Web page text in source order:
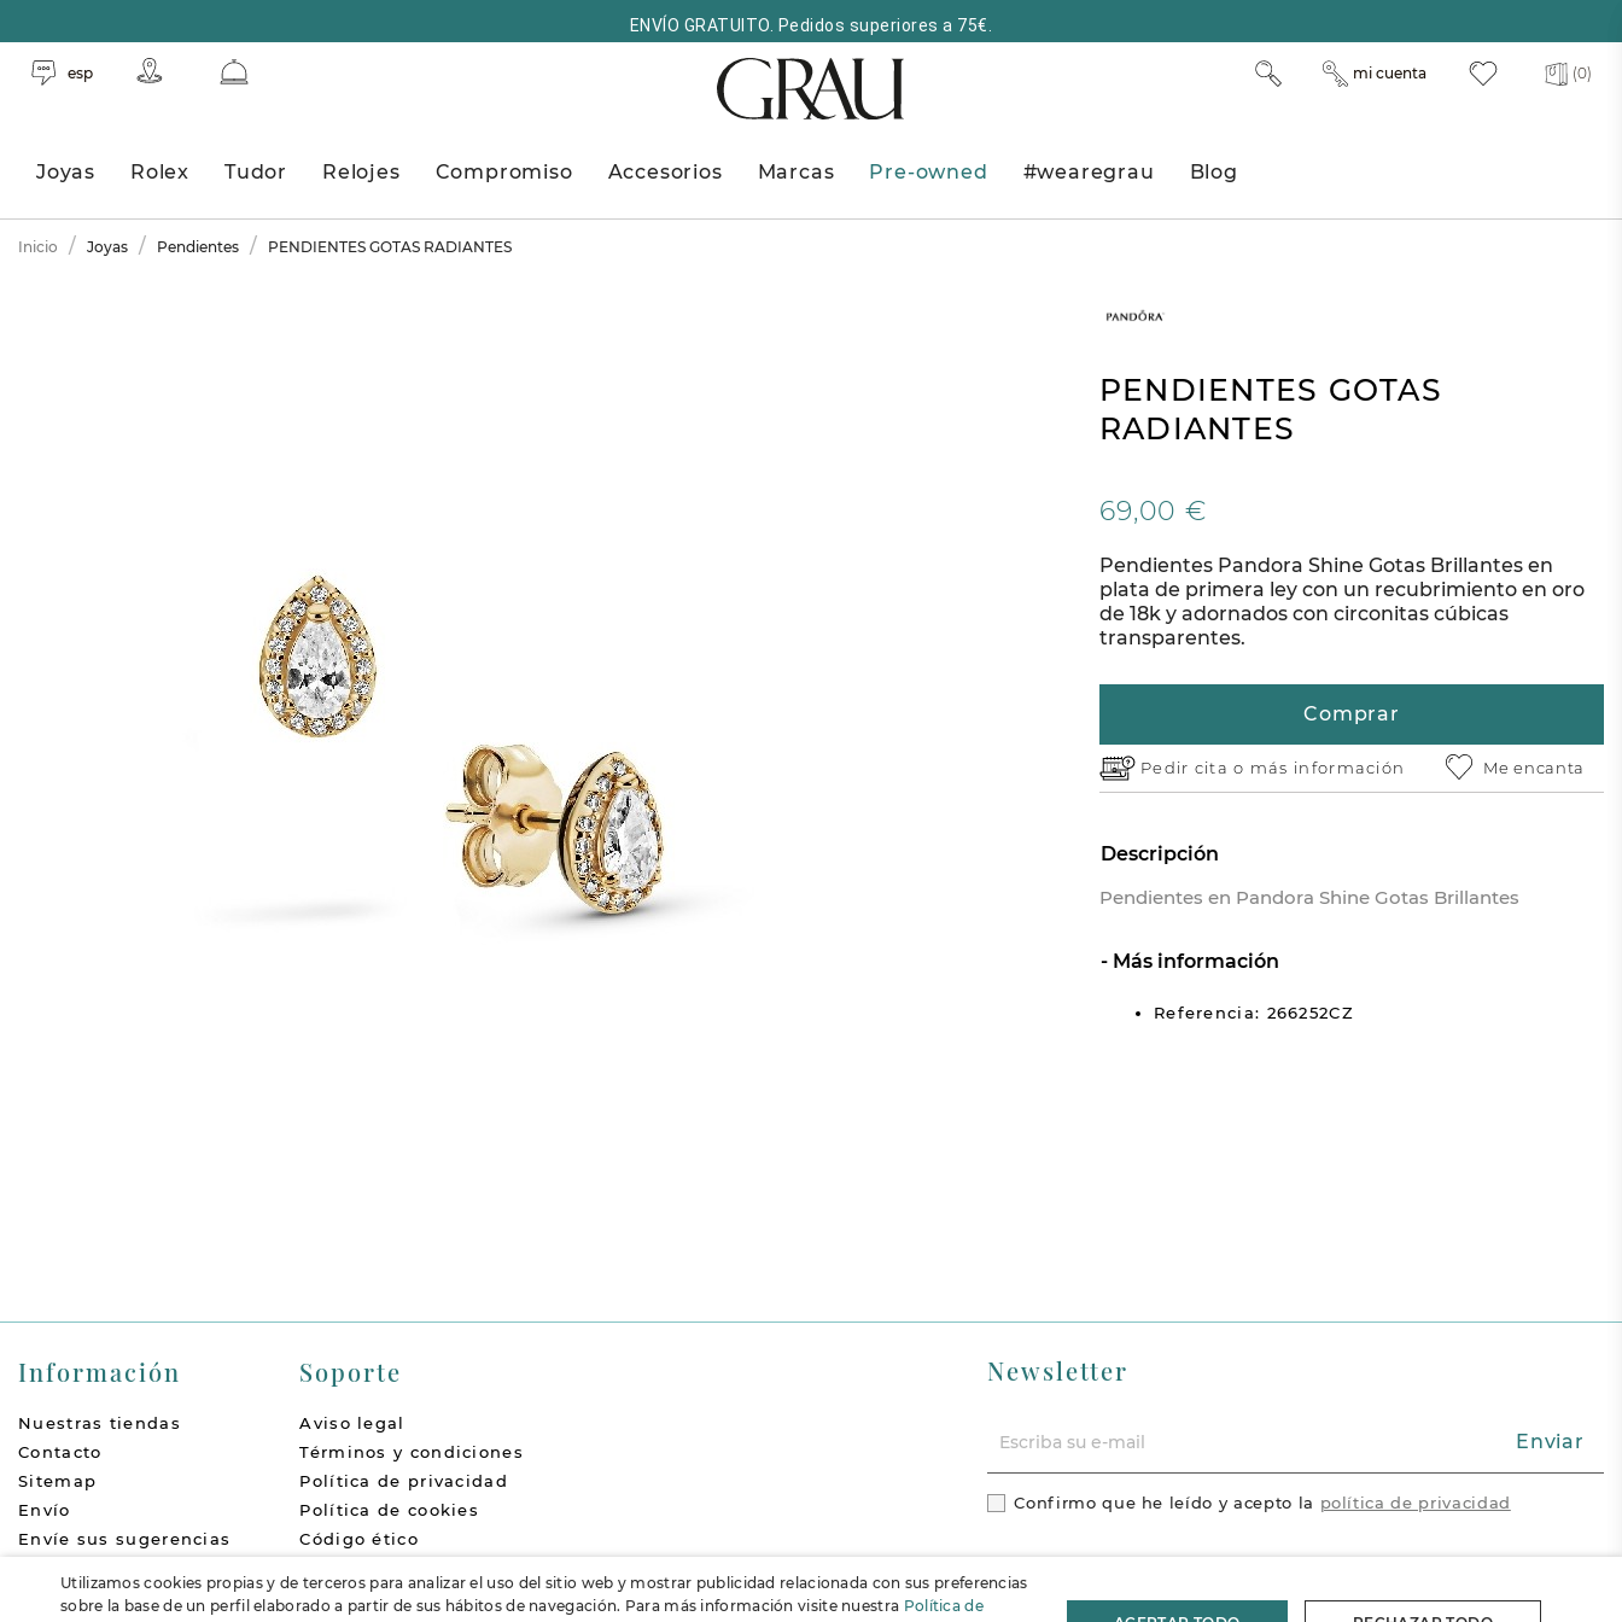
ENVÍO GRATUITO. Pedidos superiores a 75€.
esp (0)
mi cuenta
Joyas Rolex Tudor Relojes Compromiso Accesorios Marcas Pre-owned #wearegrau Blog
Inicio Joyas Pendientes PENDIENTES GOTAS RADIANTES
PENDIENTES GOTAS
RADIANTES
69,00 €
Pendientes Pandora Shine Gotas Brillantes en
plata de primera ley con un recubrimiento en oro
de 18k y adornados con circonitas cúbicas
transparentes.
Comprar
Pedir cita o más información Me encanta
Descripción
Pendientes en Pandora Shine Gotas Brillantes
Más información
Referencia: 266252CZ
Información
Nuestras tiendas
Contacto
Sitemap
Envío
Envíe sus sugerencias
Accesibilidad
Soporte
Aviso legal
Términos y condiciones
Política de privacidad
Política de cookies
Código ético
FAQs
Newsletter
Enviar
Confirmo que he leído y acepto la política de privacidad
Utilizamos cookies propias y de terceros para analizar el uso del sitio web y mostrar publicidad relacionada con sus preferencias
sobre la base de un perfil elaborado a partir de sus hábitos de navegación. Para más información visite nuestra Política de